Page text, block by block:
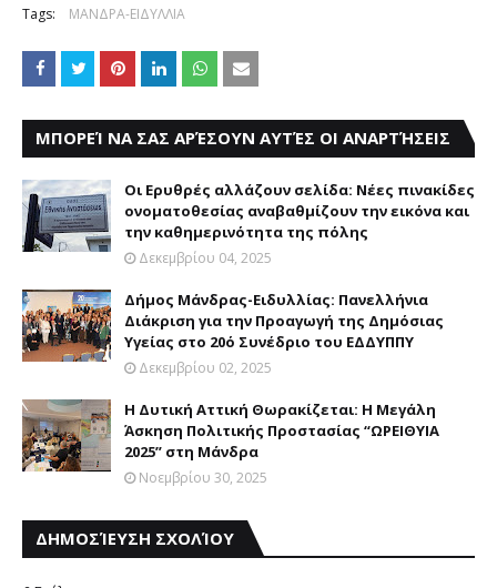
Tags: ΜΑΝΔΡΑ-ΕΙΔΥΛΛΙΑ
ΜΠΟΡΕΊ ΝΑ ΣΑΣ ΑΡΈΣΟΥΝ ΑΥΤΈΣ ΟΙ ΑΝΑΡΤΉΣΕΙΣ
Οι Ερυθρές αλλάζουν σελίδα: Νέες πινακίδες
ονοματοθεσίας αναβαθμίζουν την εικόνα και
την καθημερινότητα της πόλης
Δεκεμβρίου 04, 2025
Δήμος Μάνδρας-Ειδυλλίας: Πανελλήνια
Διάκριση για την Προαγωγή της Δημόσιας
Υγείας στο 20ό Συνέδριο του ΕΔΔΥΠΠΥ
Δεκεμβρίου 02, 2025
Η Δυτική Αττική Θωρακίζεται: Η Μεγάλη
Άσκηση Πολιτικής Προστασίας “ΩΡΕΙΘΥΙΑ
2025” στη Μάνδρα
Νοεμβρίου 30, 2025
ΔΗΜΟΣΊΕΥΣΗ ΣΧΟΛΊΟΥ